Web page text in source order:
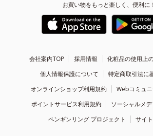
お買い物をもっと楽しく、便利に！
会社案内TOP 採用情報
化粧品の使用上
個人情報保護について
特定商取引法に
オンラインショップ利用規約
Webコミュ
ポイントサービス利用規約
ソーシャルメ
ペンギンリング プロジェクト
サイ